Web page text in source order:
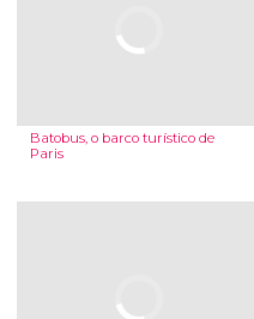
Batobus, o barco turístico de
Paris